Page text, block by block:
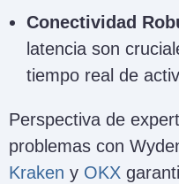
Conectividad
latencia son
tiempo real de
Perspectiva de
problemas con
Kraken y OKX